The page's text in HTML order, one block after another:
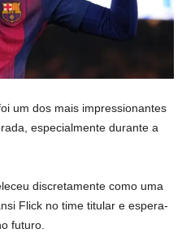
um dos mais impressionantes
especialmente durante a
discretamente como uma
Flick no time titular e espera-
futuro.